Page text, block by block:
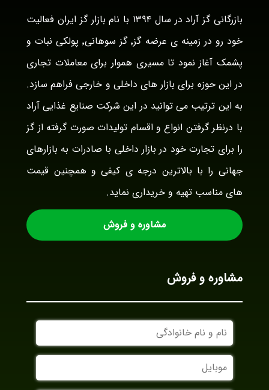
بازرگانی گز آراد در سال ۱۳۹۴ با نام بازار گز ایران فعالیت
خود رو در زمینه ی عرضه گز٬ گز سوهانی٬ پولکی نبات و
پشمک آغاز نمود تا مسیری هموار برای معاملات تجاری
در این حوزه برای بازار های داخلی و خارجی فراهم سازد.
به این ترتیب می توانید در این شرکت صنایع غذایی آراد
با درنظر گرفتن انواع و اقسام تولیدات صورت گرفته از گز
را برای تجارت خود در بازار داخلی با صادرات به بازارهای
جهانی را با بالاترین درجه ی کیفی و همچنین قیمت
های مناسب تهیه و خریداری نماید.
مشاوره و فروش
مشاوره و فروش
نام
و
نام
خانوادگی
موبایل